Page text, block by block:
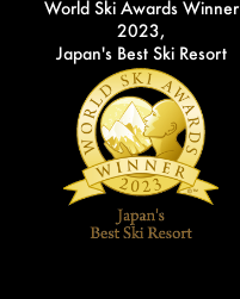
World Ski Awards Winner
2023,
Japan's Best Ski Resort